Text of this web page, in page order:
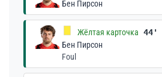
Бен Пирсон
Жёлтая карточка 44'
Бен Пирсон
Foul